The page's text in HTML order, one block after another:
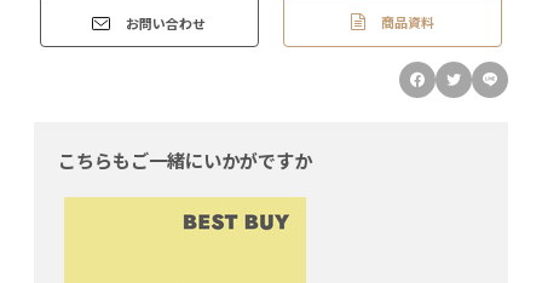
お問い合わせ 商品資料
こちらもご一緒にいかがですか